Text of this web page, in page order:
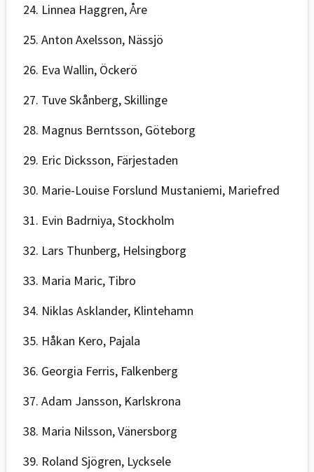
24. Linnea Haggren, Åre
25. Anton Axelsson, Nässjö
26. Eva Wallin, Öckerö
27. Tuve Skånberg, Skillinge
28. Magnus Berntsson, Göteborg
29. Eric Dicksson, Färjestaden
30. Marie-Louise Forslund Mustaniemi, Mariefred
31. Evin Badrniya, Stockholm
32. Lars Thunberg, Helsingborg
33. Maria Maric, Tibro
34. Niklas Asklander, Klintehamn
35. Håkan Kero, Pajala
36. Georgia Ferris, Falkenberg
37. Adam Jansson, Karlskrona
38. Maria Nilsson, Vänersborg
39. Roland Sjögren, Lycksele